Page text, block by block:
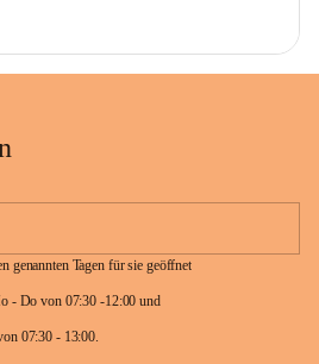
genannten Tagen für sie geöffnet
Telefonisch erreichen Sie uns: Mo - Do von 07:30 -12:00 und